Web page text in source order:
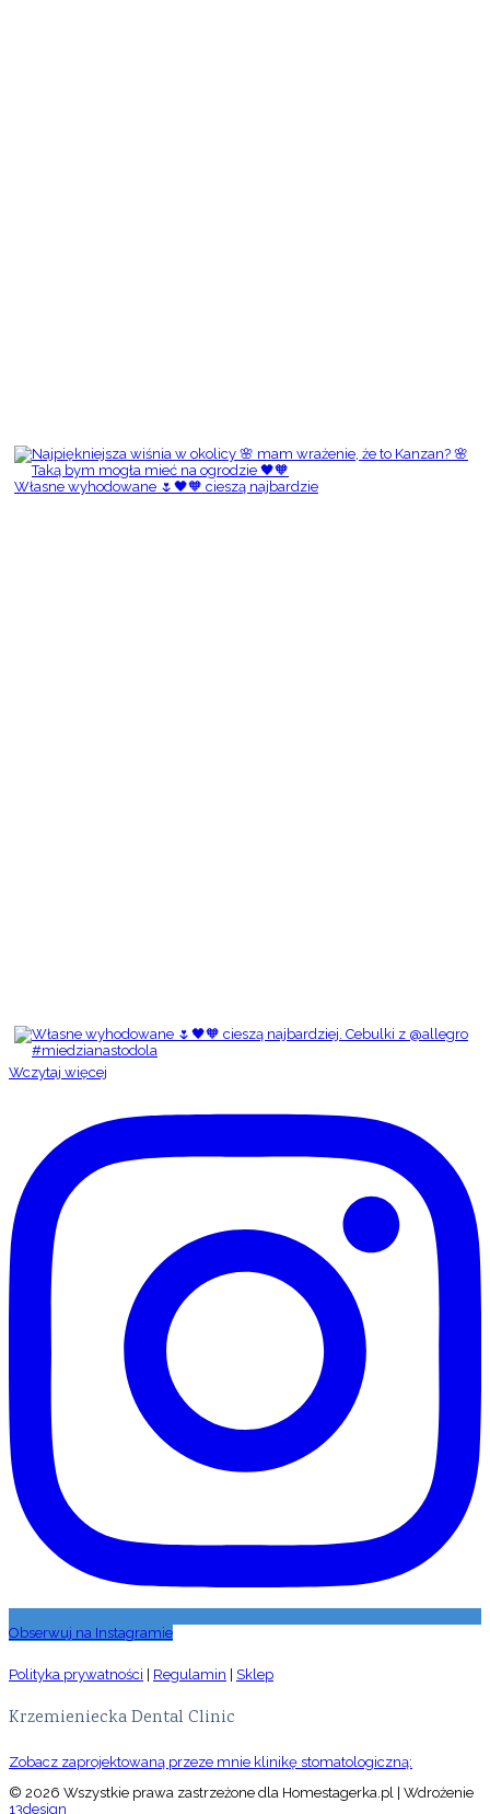
Własne wyhodowane 🌷🖤🧡 cieszą najbardzie
Wczytaj więcej
Obserwuj na Instagramie
Polityka prywatności | Regulamin | Sklep
Krzemieniecka Dental Clinic
Zobacz zaprojektowaną przeze mnie klinikę stomatologiczną:
© 2026 Wszystkie prawa zastrzeżone dla Homestagerka.pl | Wdrożenie
13design